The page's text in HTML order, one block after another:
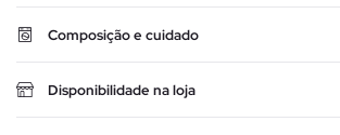
Composição e cuidado
Disponibilidade na loja